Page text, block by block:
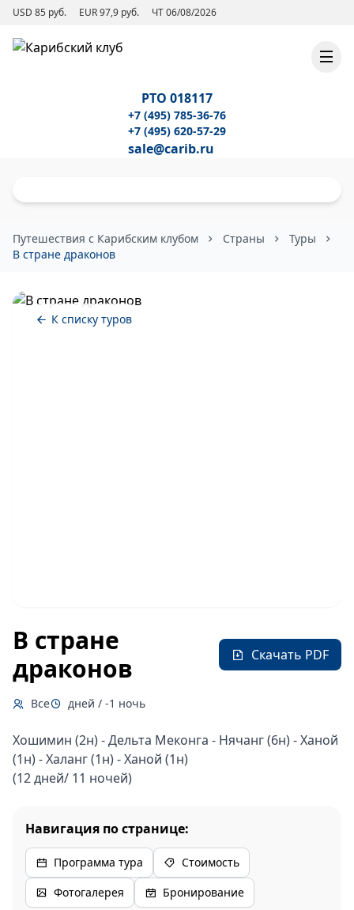
USD 85 руб. EUR 97,9 руб. ЧТ 06/08/2026
РТО 018117
+7 (495) 785-36-76
+7 (495) 620-57-29
sale@carib.ru
Путешествия с Карибским клубом Страны
Туры
В стране драконов
К списку туров
В стране
драконов
Скачать PDF
Все дней / -1 ночь
Хошимин (2н) - Дельта Меконга - Нячанг (6н) - Ханой
(1н) - Халанг (1н) - Ханой (1н)
(12 дней/ 11 ночей)
Навигация по странице:
Программа тура
Стоимость
Фотогалерея
Бронирование